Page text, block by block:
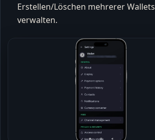
Erstellen/Löschen mehrerer Wallets
verwalten.